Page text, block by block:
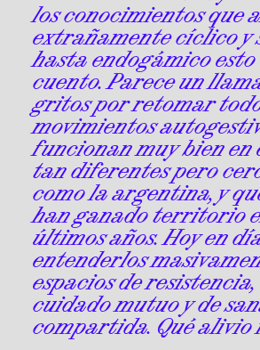
los conocimientos que
extrañamente cíclico y
hasta endogámico
cuento. Parece un
gritos por retomar
movimientos
funcionan muy bien en
tan diferentes pero
como la argentina, y
han ganado territorio
últimos años. Hoy en
entenderlos
espacios de resistencia,
cuidado mutuo y de
compartida. Qué alivio